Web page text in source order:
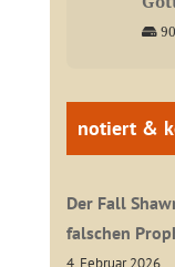
notiert &
Der Fall
falschen
4. Februar 2026